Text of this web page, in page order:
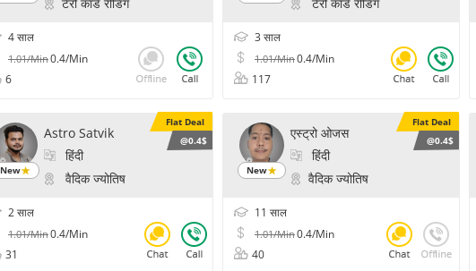
4 साल
1.01/Min0.4/Min
6
3 साल
1.01/Min0.4/Min
117
Flat Deal
@0.4$
New
Astro Satvik
हिंदी
वैदिक ज्योतिष
2 साल
1.01/Min0.4/Min
31
Flat Deal
@0.4$
New
एस्ट्रो ओजस
हिंदी
वैदिक ज्योतिष
11 साल
1.01/Min0.4/Min
40